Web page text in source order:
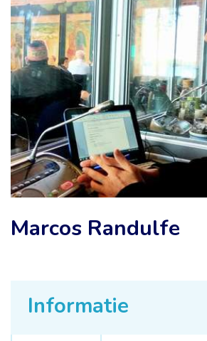
Informatie
Marcos Randulfe